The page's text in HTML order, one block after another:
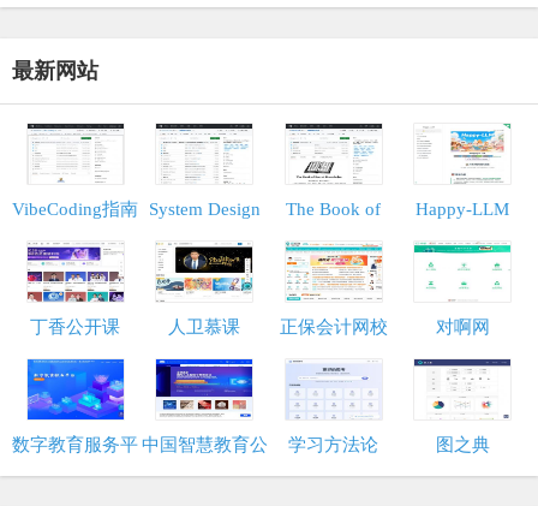
最新网站
VibeCoding指南 System Design
Primer
The Book of
Secret
Knowledge
Happy-LLM
丁香公开课 人卫慕课 正保会计网校 对啊网
数字教育服务平中国智慧教育公 学习方法论 图之典